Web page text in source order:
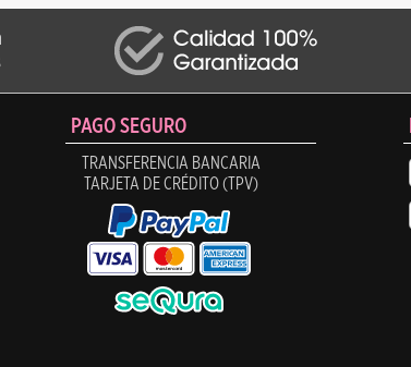
PAGO SEGURO
TRANSFERENCIA BANCARIA
TARJETA DE CRÉDITO (TPV)